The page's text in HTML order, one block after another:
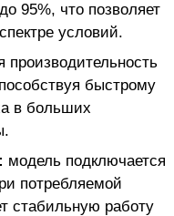
95%, что позволяет
условий.
производительность
быстрому
в больших
модель подключается
потребляемой
стабильную работу